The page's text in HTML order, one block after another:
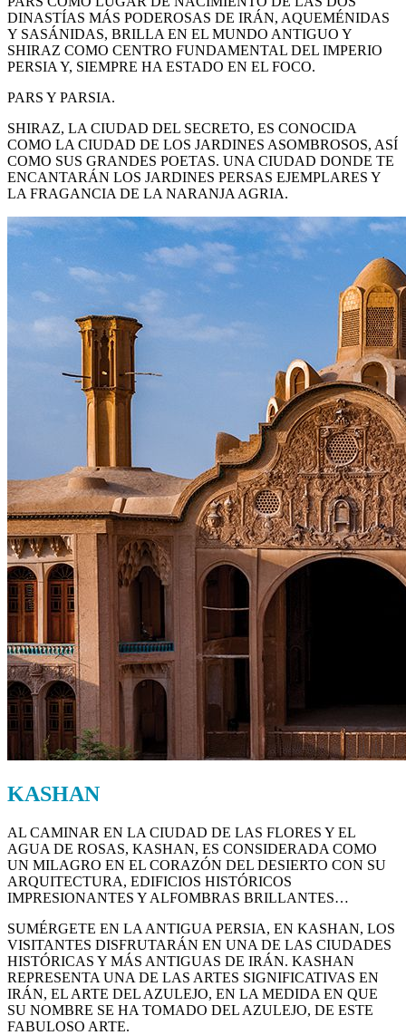
DINASTÍAS MÁS PODEROSAS DE IRÁN, AQUEMÉNIDAS
Y SASÁNIDAS, BRILLA EN EL MUNDO ANTIGUO Y
SHIRAZ COMO CENTRO FUNDAMENTAL DEL IMPERIO
PERSIA Y, SIEMPRE HA ESTADO EN EL FOCO.
PARS Y PARSIA.
SHIRAZ, LA CIUDAD DEL SECRETO, ES CONOCIDA
COMO LA CIUDAD DE LOS JARDINES ASOMBROSOS, ASÍ
COMO SUS GRANDES POETAS. UNA CIUDAD DONDE TE
ENCANTARÁN LOS JARDINES PERSAS EJEMPLARES Y
LA FRAGANCIA DE LA NARANJA AGRIA.
KASHAN
AL CAMINAR EN LA CIUDAD DE LAS FLORES Y EL
AGUA DE ROSAS, KASHAN, ES CONSIDERADA COMO
UN MILAGRO EN EL CORAZÓN DEL DESIERTO CON SU
ARQUITECTURA, EDIFICIOS HISTÓRICOS
IMPRESIONANTES Y ALFOMBRAS BRILLANTES…
SUMÉRGETE EN LA ANTIGUA PERSIA, EN KASHAN, LOS
VISITANTES DISFRUTARÁN EN UNA DE LAS CIUDADES
HISTÓRICAS Y MÁS ANTIGUAS DE IRÁN. KASHAN
REPRESENTA UNA DE LAS ARTES SIGNIFICATIVAS EN
IRÁN, EL ARTE DEL AZULEJO, EN LA MEDIDA EN QUE
SU NOMBRE SE HA TOMADO DEL AZULEJO, DE ESTE
FABULOSO ARTE.